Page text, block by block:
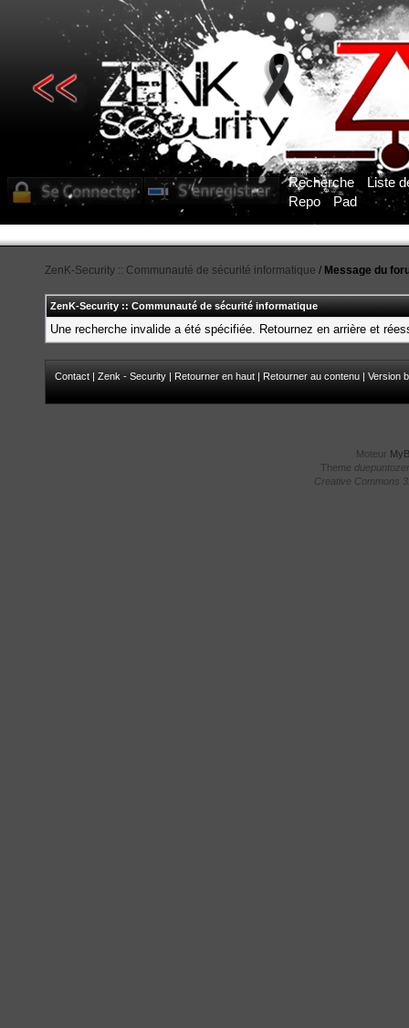
Recherche
Liste
Repo
Pad
ZenK-Security :: Communauté de sécurité informatique / Message du
ZenK-Security :: Communauté de sécurité informatique
Une recherche invalide a été spécifiée. Retournez en arrière et
Contact | Zenk - Security | Retourner en haut | Retourner au contenu | Version
Moteur
Theme
Creative Commons